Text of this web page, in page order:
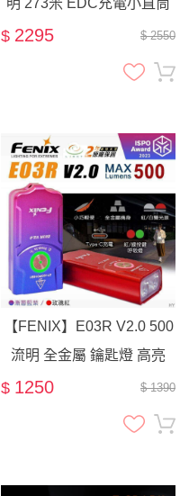
遠射 尾部磁吸 鎖定$ 2550
$ 2295
【FENIX】E03R V2.0 500
流明 全金屬 鑰匙燈 高亮
TYPE-C-漸層藍紫$ 1390
$ 1250